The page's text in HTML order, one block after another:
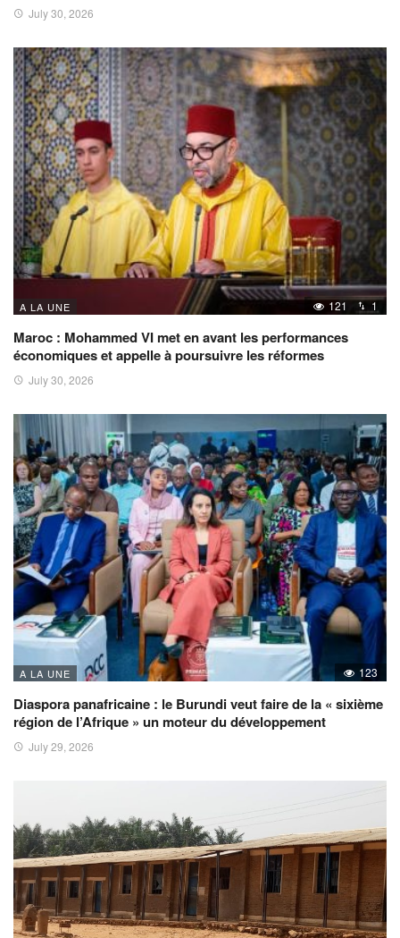
July 30, 2026
A LA UNE 121 1
Maroc : Mohammed VI met en avant les performances
économiques et appelle à poursuivre les réformes
July 30, 2026
A LA UNE 123
Diaspora panafricaine : le Burundi veut faire de la « sixième
région de l’Afrique » un moteur du développement
July 29, 2026